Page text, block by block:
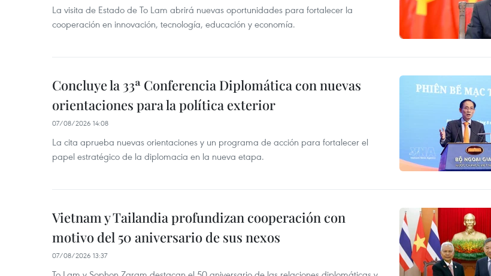
La visita de Estado de To Lam abrirá nuevas oportunidades para fortalecer la
cooperación en innovación, tecnología, educación y economía.
Concluye la 33ª Conferencia Diplomática con nuevas
orientaciones para la política exterior
07/08/2026 14:08
La cita aprueba nuevas orientaciones y un programa de acción para fortalecer el
papel estratégico de la diplomacia en la nueva etapa.
Vietnam y Tailandia profundizan cooperación con
motivo del 50 aniversario de sus nexos
07/08/2026 13:37